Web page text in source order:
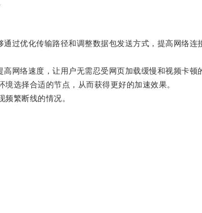
优化传输路径和调整数据包发送方式，提高网络连
络速度，让用户无需忍受网页加载缓慢和视频卡顿
选择合适的节点，从而获得更好的加速效果。
繁断线的情况。